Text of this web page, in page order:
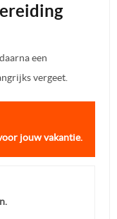
een
vergeet.
jouw vakantie.